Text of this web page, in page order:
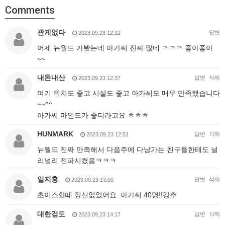
Comments
관게없다 2023.09.23 12:12 답변
어제 뉴월드 가봣는데 아가씨 진짜 많네 ㅋㅋㅋ 좋아좋아
~~
내돈내산 2023.09.23 12:37 답변 삭제
여기 위치도 좋고 시설도 좋고 아가씨도 매우 만족했습니다
~~^^
아가씨 마인드가 좋더라고요 ㅎㅎㅎ
HUNMARK 2023.09.23 12:51 답변 삭제
뉴월드 진짜 만족해서 다음주에 다낭가는 친구들한테도 널
리널리 전파시켰음ㅋㅋㅋ
일지홍 2023.09.23 13:00 답변 삭제
초이스할때 정신없었어요..아가씨 40명!!강추
대한검도 2023.09.23 14:17 답변 삭제